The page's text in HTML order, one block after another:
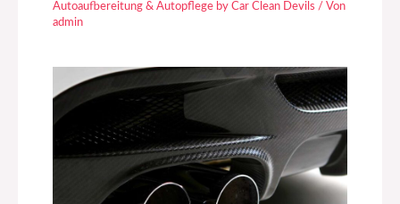
Autoaufbereitung & Autopflege by Car Clean Devils / Von
admin